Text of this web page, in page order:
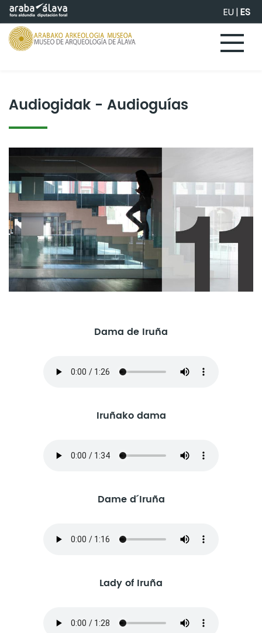
Saltar al contenido principal EU|ES
Audiogidak - Audioguías
Dama de Iruña
Iruñako dama
Dame d´ Iruña
Lady of Iruña